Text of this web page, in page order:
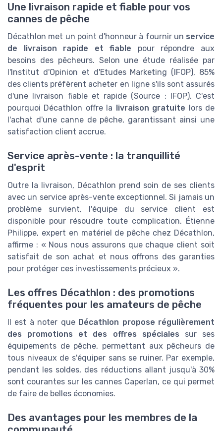
Une livraison rapide et fiable pour vos
cannes de pêche
Décathlon met un point d'honneur à fournir un service
de livraison rapide et fiable pour répondre aux
besoins des pêcheurs. Selon une étude réalisée par
l'Institut d'Opinion et d'Etudes Marketing (IFOP), 85%
des clients préfèrent acheter en ligne s'ils sont assurés
d'une livraison fiable et rapide (Source : IFOP). C'est
pourquoi Décathlon offre la livraison gratuite lors de
l'achat d'une canne de pêche, garantissant ainsi une
satisfaction client accrue.
Service après-vente : la tranquillité
d'esprit
Outre la livraison, Décathlon prend soin de ses clients
avec un service après-vente exceptionnel. Si jamais un
problème survient, l'équipe du service client est
disponible pour résoudre toute complication. Étienne
Philippe, expert en matériel de pêche chez Décathlon,
affirme : « Nous nous assurons que chaque client soit
satisfait de son achat et nous offrons des garanties
pour protéger ces investissements précieux ».
Les offres Décathlon : des promotions
fréquentes pour les amateurs de pêche
Il est à noter que Décathlon propose régulièrement
des promotions et des offres spéciales sur ses
équipements de pêche, permettant aux pêcheurs de
tous niveaux de s'équiper sans se ruiner. Par exemple,
pendant les soldes, des réductions allant jusqu'à 30%
sont courantes sur les cannes Caperlan, ce qui permet
de faire de belles économies.
Des avantages pour les membres de la